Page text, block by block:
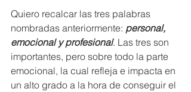
Quiero recalcar las tres palabras
nombradas anteriormente: personal,
emocional y profesional. Las tres son
importantes, pero sobre todo la parte
emocional, la cual refleja e impacta en
un alto grado a la hora de conseguir el